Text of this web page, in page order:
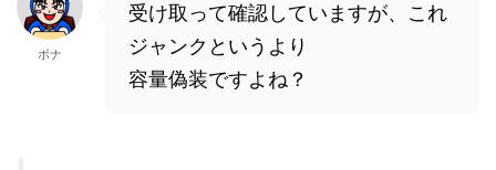
ボナ
受け取って確認していますが、これ
ジャンクというより
容量偽装ですよね？